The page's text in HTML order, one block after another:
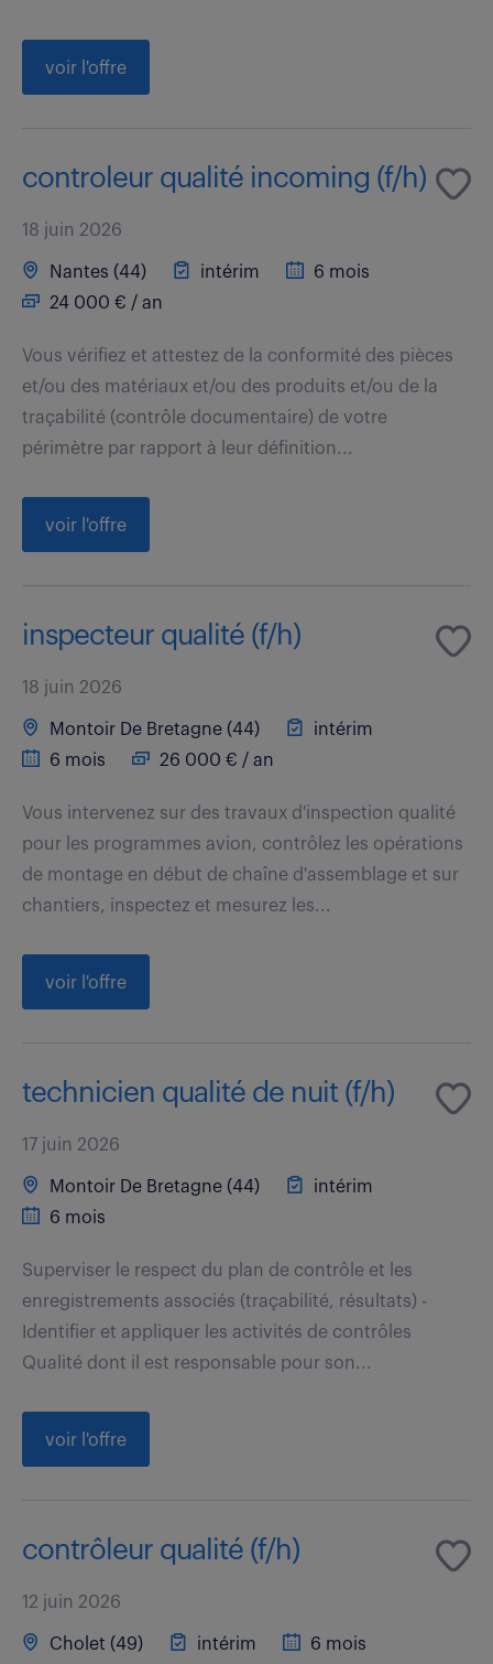
voir l'offre
controleur qualité incoming (f/h)
18 juin 2026
Nantes (44) intérim
6 mois
24 000 € / an
Vous vérifiez et attestez de la conformité des pièces
et/ou des matériaux et/ou des produits et/ou de la
traçabilité (contrôle documentaire) de votre
périmètre par rapport à leur définition...
voir l'offre
inspecteur qualité (f/h)
18 juin 2026
Montoir De Bretagne (44)
intérim
6 mois
26 000 € / an
Vous intervenez sur des travaux d'inspection qualité
pour les programmes avion, contrôlez les opérations
de montage en début de chaîne d'assemblage et sur
chantiers, inspectez et mesurez les...
voir l'offre
technicien qualité de nuit (f/h)
17 juin 2026
Montoir De Bretagne (44)
intérim
6 mois
Superviser le respect du plan de contrôle et les
enregistrements associés (traçabilité, résultats) -
Identifier et appliquer les activités de contrôles
Qualité dont il est responsable pour son...
voir l'offre
contrôleur qualité (f/h)
12 juin 2026
Cholet (49) intérim
6 mois